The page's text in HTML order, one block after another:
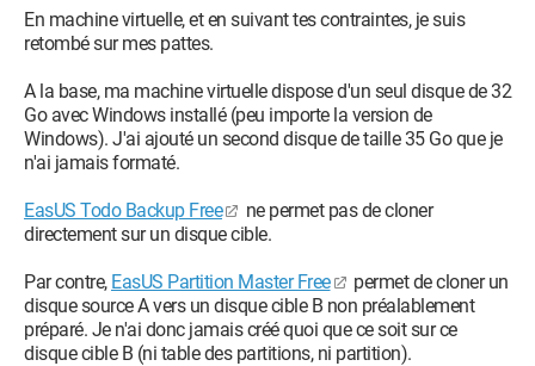
En machine virtuelle, et en suivant tes contraintes, je suis
retombé sur mes pattes.
A la base, ma machine virtuelle dispose d'un seul disque de 32
Go avec Windows installé (peu importe la version de
Windows). J'ai ajouté un second disque de taille 35 Go que je
n'ai jamais formaté.
EasUS Todo Backup Free
ne permet pas de cloner
directement sur un disque cible.
Par contre, EasUS Partition Master Free
permet de cloner un
disque source A vers un disque cible B non préalablement
préparé. Je n'ai donc jamais créé quoi que ce soit sur ce
disque cible B (ni table des partitions, ni partition).